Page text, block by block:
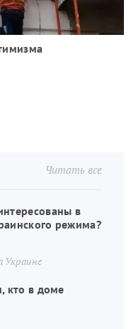
Читать все
в
режима?
Украине
кто в доме